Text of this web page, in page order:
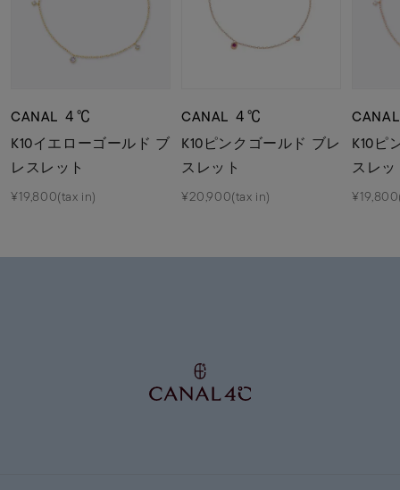
CANAL ４℃
K10イエローゴールド ブ
レスレット
¥19,800(tax in)
CANAL ４℃
K10ピンクゴールド ブレ
スレット
¥20,900(tax in)
K10ピ
スレ